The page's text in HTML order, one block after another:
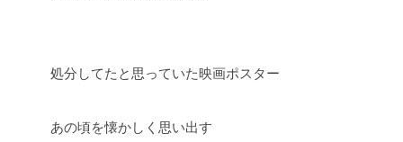
処分してたと思っていた映画ポスター
あの頃を懐かしく思い出す